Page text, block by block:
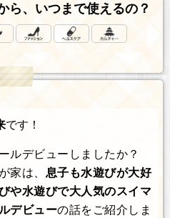
ら、いつまで使えるの？
です！
ルデビューしましたか？
家は、 息子も水遊びが大好
や水遊びで大人気のスイマ
デビューの話をご紹介しま